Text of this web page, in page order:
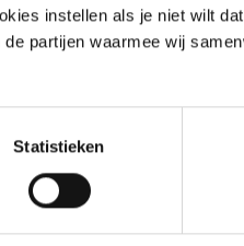
instellen als je niet wilt
partijen waarmee wij
Statistieken
zit, je zit al snel een uur
zijn veel
boven haalt.”